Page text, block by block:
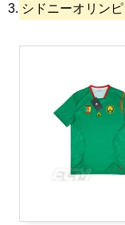
シドニーオリン